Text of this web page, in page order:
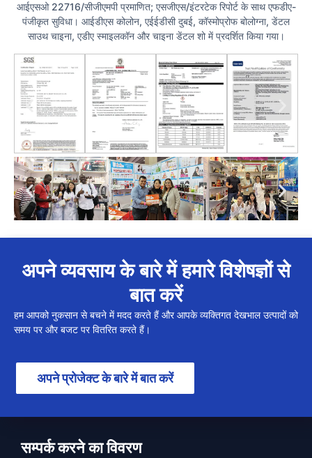
आईएसओ 22716/सीजीएमपी प्रमाणित; एसजीएस/इंटरटेक रिपोर्ट के साथ एफडीए-
पंजीकृत सुविधा। आईडीएस कोलोन, एईईडीसी दुबई, कॉस्मोप्रोफ बोलोग्ना, डेंटल
साउथ चाइना, एडीए स्माइलकॉन और चाइना डेंटल शो में प्रदर्शित किया गया।
अपने व्यवसाय के बारे में हमारे विशेषज्ञों से
बात करें
हम आपको नुकसान से बचने में मदद करते हैं और आपके व्यक्तिगत देखभाल उत्पादों को
समय पर और बजट पर वितरित करते हैं।
अपने प्रोजेक्ट के बारे में बात करें
सम्पर्क करने का विवरण